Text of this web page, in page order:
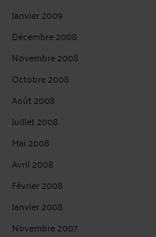
Janvier 2009
Décembre 2008
Novembre 2008
Octobre 2008
Août 2008
Juillet 2008
Mai 2008
Avril 2008
Février 2008
Janvier 2008
Novembre 2007